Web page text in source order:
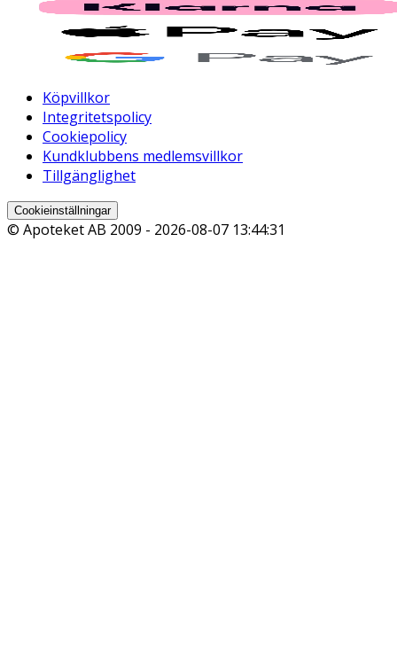
Köpvillkor
Integritetspolicy
Cookiepolicy
Kundklubbens medlemsvillkor
Tillgänglighet
Cookieinställningar
© Apoteket AB 2009 - 2026-08-07 13:44:31